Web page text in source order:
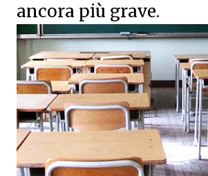
ancora più grave.